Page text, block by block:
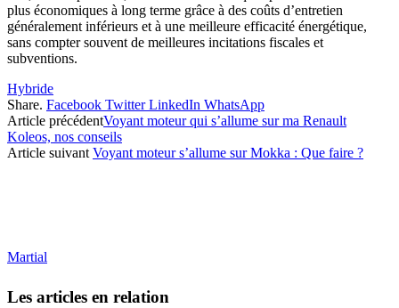
plus économiques à long terme grâce à des coûts d’entretien
généralement inférieurs et à une meilleure efficacité énergétique,
sans compter souvent de meilleures incitations fiscales et
subventions.
Hybride
Share. Facebook Twitter LinkedIn WhatsApp
Article précédentVoyant moteur qui s’allume sur ma Renault
Koleos, nos conseils
Article suivant Voyant moteur s’allume sur Mokka : Que faire ?
Martial
Les articles en relation